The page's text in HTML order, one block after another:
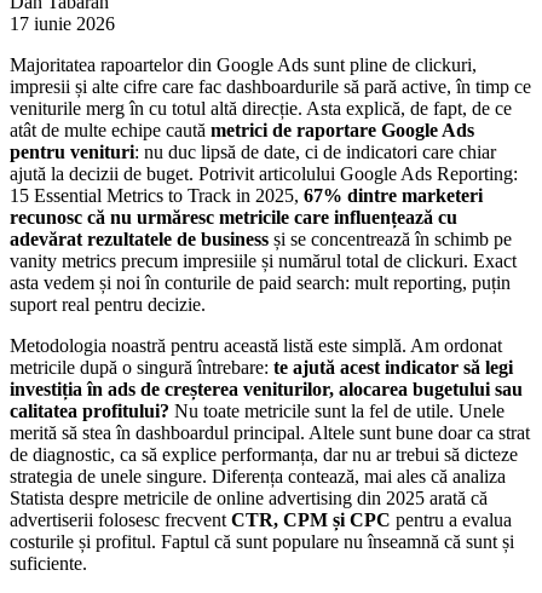
17 iunie 2026
Majoritatea rapoartelor din Google Ads sunt pline de clickuri,
impresii și alte cifre care fac dashboardurile să pară active, în timp ce
veniturile merg în cu totul altă direcție. Asta explică, de fapt, de ce
atât de multe echipe caută metrici de raportare Google Ads
pentru venituri: nu duc lipsă de date, ci de indicatori care chiar
ajută la decizii de buget. Potrivit articolului Google Ads Reporting:
15 Essential Metrics to Track in 2025, 67% dintre marketeri
recunosc că nu urmăresc metricile care influențează cu
adevărat rezultatele de business și se concentrează în schimb pe
vanity metrics precum impresiile și numărul total de clickuri. Exact
asta vedem și noi în conturile de paid search: mult reporting, puțin
suport real pentru decizie.
Metodologia noastră pentru această listă este simplă. Am ordonat
metricile după o singură întrebare: te ajută acest indicator să legi
investiția în ads de creșterea veniturilor, alocarea bugetului sau
calitatea profitului? Nu toate metricile sunt la fel de utile. Unele
merită să stea în dashboardul principal. Altele sunt bune doar ca strat
de diagnostic, ca să explice performanța, dar nu ar trebui să dicteze
strategia de unele singure. Diferența contează, mai ales că analiza
Statista despre metricile de online advertising din 2025 arată că
advertiserii folosesc frecventCTR, CPM și CPC pentru a evalua
costurile și profitul. Faptul că sunt populare nu înseamnă că sunt și
suficiente.